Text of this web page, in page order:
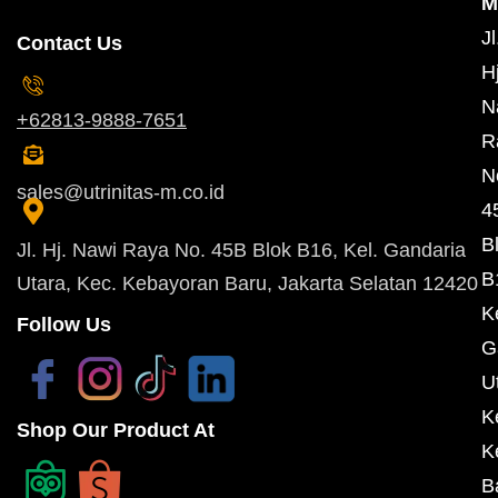
Contact Us
+62813-9888-7651
sales@utrinitas-m.co.id
Jl. Hj. Nawi Raya No. 45B Blok B16, Kel. Gandaria
Utara, Kec. Kebayoran Baru, Jakarta Selatan 12420
Follow Us
Shop Our Product At